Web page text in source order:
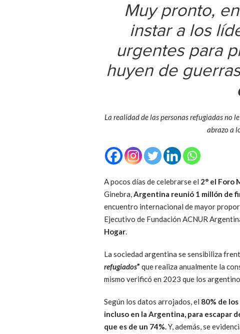
Muy pronto,
instar a los
urgentes para
huyen de
La realidad de las personas refugiadas no
abrazo a
A pocos días de celebrarse el 2° el Foro
Ginebra,Argentina reunió 1 millón de
encuentro internacional de mayor
Ejecutivo de Fundación ACNUR
Hogar.
La sociedad argentina se sensibiliza
refugiados” que realiza anualmente la
mismo verificó en 2023 que los
Según los datos arrojados, el 80% de
incluso en la Argentina, para escapar
que es de un 74%.Y, además, se